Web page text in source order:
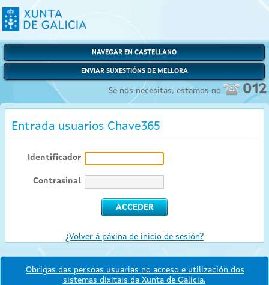
NAVEGAR EN CASTELLANO
ENVIAR SUXESTIÓNS DE MELLORA
Se nos necesitas, estamos no 012
Entrada usuarios Chave365
Identificador
Contrasinal
¿Volver á páxina de inicio de sesión?
Obrigas das persoas usuarias no acceso e utilización dos
sistemas dixitais da Xunta de Galicia.